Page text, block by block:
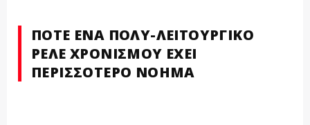
ΠΌΤΕ ΈΝΑ ΠΟΛΎ-ΛΕΙΤΟΥΡΓΙΚΌ
ΡΕΛΈ ΧΡΟΝΙΣΜΟΎ ΈΧΕΙ
ΠΕΡΙΣΣΌΤΕΡΟ ΝΌΗΜΑ